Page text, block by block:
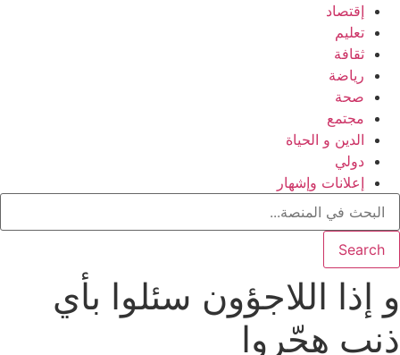
إقتصاد
تعليم
ثقافة
رياضة
صحة
مجتمع
الدين و الحياة
دولي
إعلانات وإشهار
Search
و إذا اللاجؤون سئلوا بأي
ذنب هجّروا